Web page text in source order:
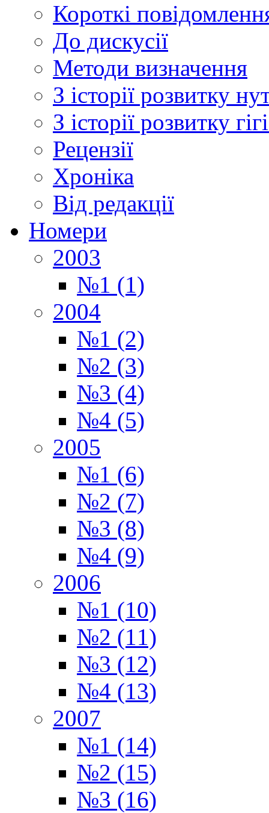
Короткі
До дискусії
Методи визначення
З історії розвитку
З історії розвитку
Рецензії
Хроніка
Від редакції
Номери
2003
№1 (1)
2004
№1 (2)
№2 (3)
№3 (4)
№4 (5)
2005
№1 (6)
№2 (7)
№3 (8)
№4 (9)
2006
№1 (10)
№2 (11)
№3 (12)
№4 (13)
2007
№1 (14)
№2 (15)
№3 (16)